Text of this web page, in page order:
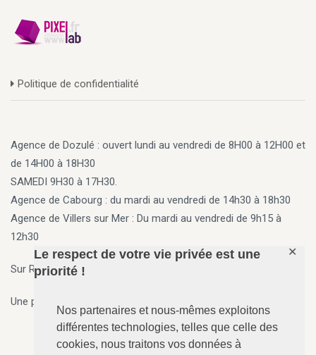
Le respect de votre vie privée est une
priorité !
Nos partenaires et nous-mêmes exploitons
différentes technologies, telles que celle des
cookies, nous traitons vos données à
✕
Politique de confidentialité
Agence de Dozulé : ouvert lundi au vendredi de 8H00 à 12H00 et
de 14H00 à 18H30
SAMEDI 9H30 à 17H30.
Agence de Cabourg : du mardi au vendredi de 14h30 à 18h30
Agence de Villers sur Mer : Du mardi au vendredi de 9h15 à
12h30
Sur Rendez vous en dehors des horaires ci-dessus
Une permanence 7j/7, 24h/24 est assurée par téléphone.